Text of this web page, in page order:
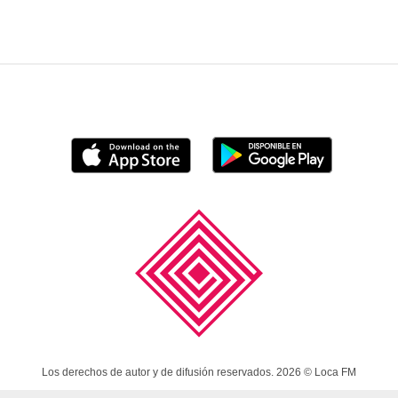
Los derechos de autor y de difusión reservados. 2026 © Loca FM